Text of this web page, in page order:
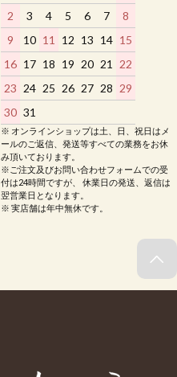
2
3 4 5 6 7
8
9
10 11 12 13 14 15
16 17 18 19 20 21 22
23 24 25 26 27 28 29
30 31
※ オンラインショップは土、日、祝日はメ
ールのご返信、発送等すべての業務をお休
み頂いております。
※ご注文及びお問い合わせフォームでの受
付は24時間ですが、 休業日の発送、返信は
翌営業日となります。
※ 実店舗は年中無休です。